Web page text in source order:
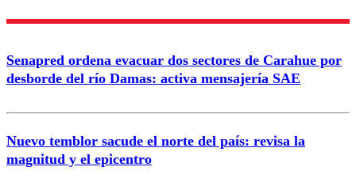
Correo
Senapred ordena evacuar dos sectores de Carahue por
desborde del río Damas: activa mensajería SAE
Nuevo temblor sacude el norte del país: revisa la
magnitud y el epicentro